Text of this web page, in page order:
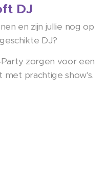
DJ
en zijn jullie nog op
DJ?
zorgen voor een
prachtige show's.